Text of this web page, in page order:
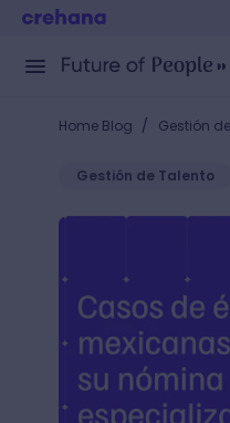
Home Blog / Gestión
Gestión de Talento
Software de